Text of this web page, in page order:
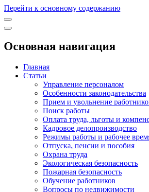
Перейти к основному содержанию
Основная навигация
Главная
Статьи
Управление персоналом
Особенности законодательства
Прием и увольнение
Поиск работы
Оплата труда, льготы и
Кадровое делопроизводство
Режимы работы и рабочее
Отпуска, пенсии и пособия
Охрана труда
Экологическая безопасность
Пожарная безопасность
Обучение работников
Вопросы по недвижимости